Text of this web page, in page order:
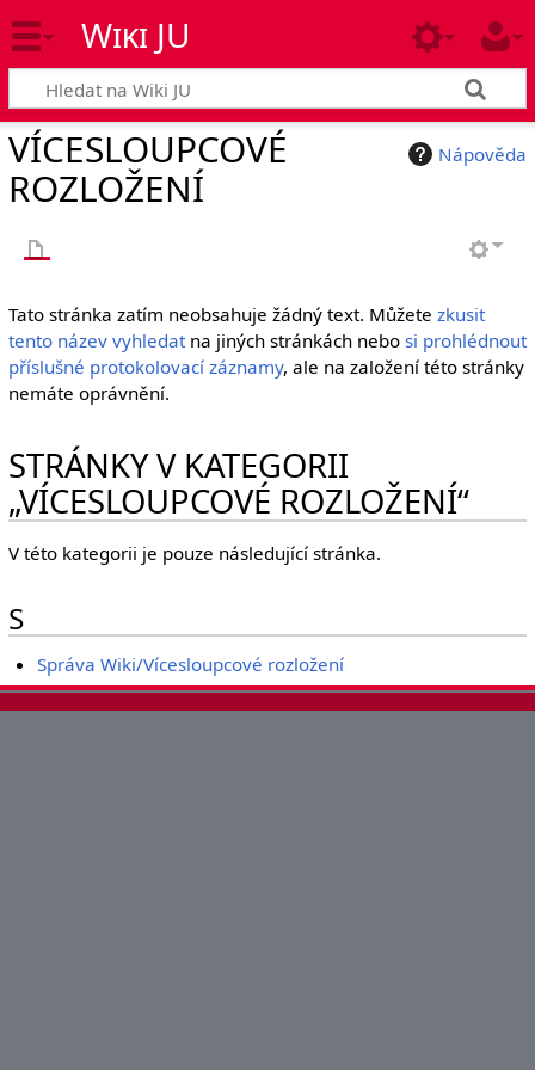
Wiki JU
Nápověda
VÍCESLOUPCOVÉ
ROZLOŽENÍ
Tato stránka zatím neobsahuje žádný text. Můžete zkusit
tento název vyhledatna jiných stránkách nebo si prohlédnout
příslušné protokolovací záznamy, ale na založení této stránky
nemáte oprávnění.
STRÁNKY V KATEGORII
„VÍCESLOUPCOVÉ ROZLOŽENÍ“
V této kategorii je pouze následující stránka.
S
Správa Wiki/Vícesloupcové rozložení